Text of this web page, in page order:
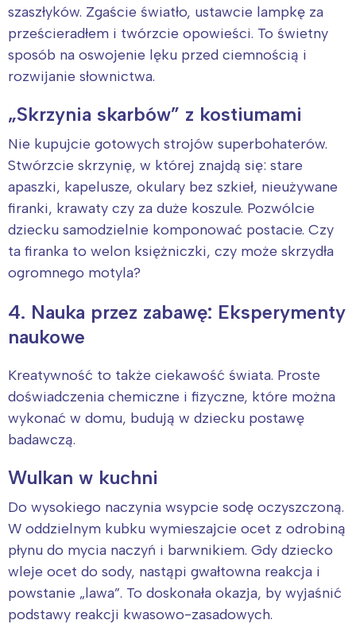
szaszłyków. Zgaście światło, ustawcie lampkę za
prześcieradłem i twórzcie opowieści. To świetny
sposób na oswojenie lęku przed ciemnością i
rozwijanie słownictwa.
„Skrzynia skarbów” z kostiumami
Nie kupujcie gotowych strojów superbohaterów.
Stwórzcie skrzynię, w której znajdą się: stare
apaszki, kapelusze, okulary bez szkieł, nieużywane
firanki, krawaty czy za duże koszule. Pozwólcie
dziecku samodzielnie komponować postacie. Czy
ta firanka to welon księżniczki, czy może skrzydła
ogromnego motyla?
4. Nauka przez zabawę: Eksperymenty
naukowe
Kreatywność to także ciekawość świata. Proste
doświadczenia chemiczne i fizyczne, które można
wykonać w domu, budują w dziecku postawę
badawczą.
Wulkan w kuchni
Do wysokiego naczynia wsypcie sodę oczyszczoną.
W oddzielnym kubku wymieszajcie ocet z odrobiną
płynu do mycia naczyń i barwnikiem. Gdy dziecko
wleje ocet do sody, nastąpi gwałtowna reakcja i
powstanie „lawa”. To doskonała okazja, by wyjaśnić
podstawy reakcji kwasowo-zasadowych.